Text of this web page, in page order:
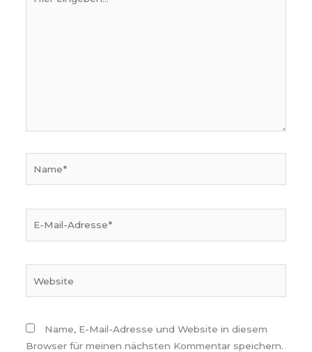
eingeben…
Name, E-Mail-Adresse und Website in diesem
Browser für meinen nächsten Kommentar speichern.